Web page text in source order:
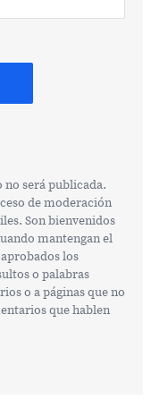
será publicada.
de moderación
Son bienvenidos
mantengan el
los
o palabras
o a páginas que no
que hablen